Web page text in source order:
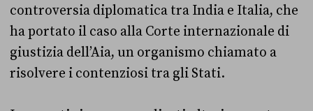
controversia diplomatica tra India e Italia, che
ha portato il caso alla Corte internazionale di
giustizia dell’Aia, un organismo chiamato a
risolvere i contenziosi tra gli Stati.